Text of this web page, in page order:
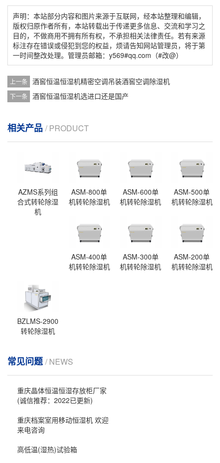
声明：本站部分内容和图片来源于互联网，经本站整理和编辑，
版权归原作者所有，本站转载出于传递更多信息、交流和学习之
目的，不做商用不拥有所有权，不承担相关法律责任。若有来源
标注存在错误或侵犯到您的权益，烦请告知网站管理员，将于第
一时间整改处理。管理员邮箱：y569#qq.com（#改@）
上一条 酒窖恒温恒湿机精密空调吊装酒窖空调除湿机
下一条 酒窖恒温恒湿机选进口还是国产
相关产品 / PRODUCT
AZMS系列组
合式转轮除湿
机
ASM-800单
机转轮除湿机
ASM-600单
机转轮除湿机
ASM-500单
机转轮除湿机
ASM-400单
机转轮除湿机
ASM-300单
机转轮除湿机
ASM-200单
机转轮除湿机
BZLMS-2900
转轮除湿机
常见问题/ NEWS
重庆晶体恒温恒湿存放柜厂家
(诚信推荐：2022已更新)
重庆档案室用移动恒湿机 欢迎
来电咨询
高低温(湿热)试验箱